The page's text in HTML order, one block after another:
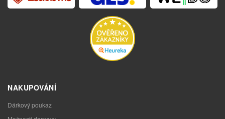
NAKUPOVÁNÍ
Dárkový poukaz